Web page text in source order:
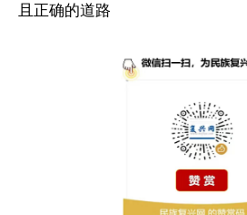
且正确的道路